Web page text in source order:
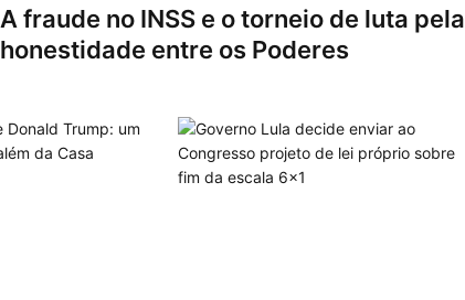
A fraude no INSS e o torneio de luta pela
honestidade entre os Poderes